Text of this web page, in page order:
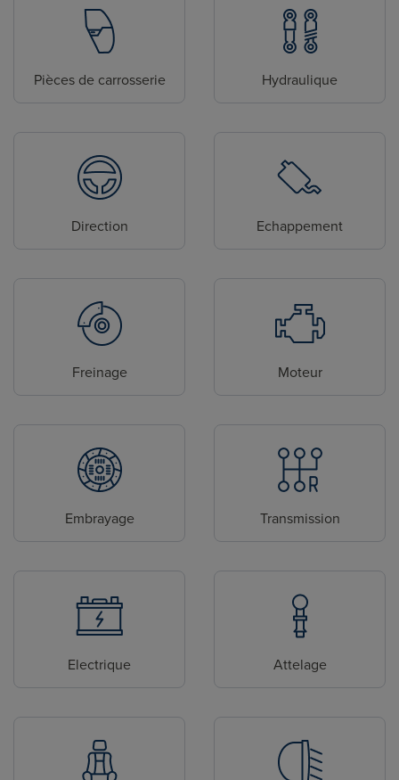
Pièces de carrosserie Hydraulique
Direction Echappement
Freinage Moteur
Embrayage Transmission
Electrique Attelage